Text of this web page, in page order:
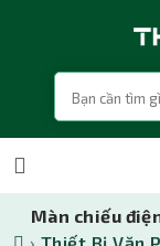
Màn chiếu
› Thiết Bị Văn